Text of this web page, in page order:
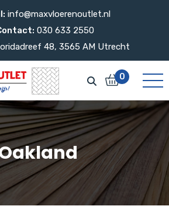
info@maxvloerenoutlet.nl
030 633 2550
48, 3565 AM Utrecht
0